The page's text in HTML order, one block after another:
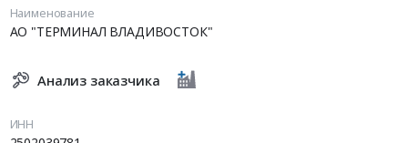
Наименование
АО "ТЕРМИНАЛ ВЛАДИВОСТОК"
Анализ заказчика
ИНН